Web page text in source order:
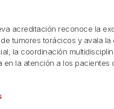
acreditación reconoce la
tumores torácicos y avala la
la coordinación
en la atención a los pacientes